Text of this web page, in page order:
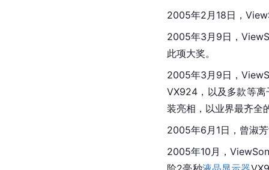
2005年2月18日，
2005年3月9日，
此项大奖。
2005年3月9日，
VX924，以及多款等
装亮相，以业界最齐全
2005年6月1日，曾淑
2005年10月，